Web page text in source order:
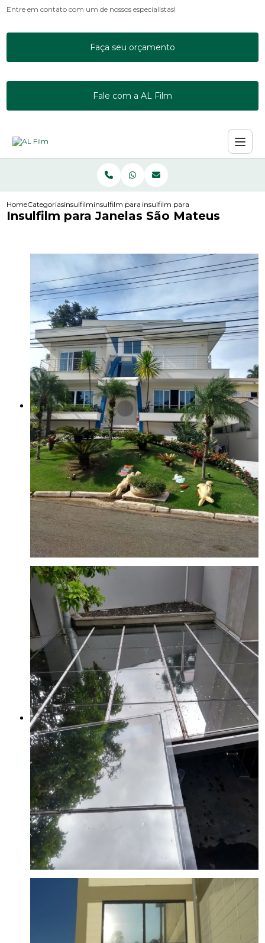
Entre em contato com um de nossos especialistas!
Faça seu orçamento
Fale com a AL Film
HomeCategoriasinsulfilminsulfilm para apartamentoinsulfilm para janelas sao mateus
Insulfilm para Janelas São Mateus